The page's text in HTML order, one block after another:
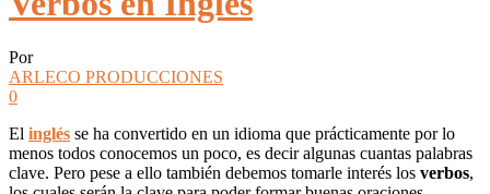
Por
ARLECO PRODUCCIONES
0
El inglés se ha convertido en un idioma que prácticamente por lo
menos todos conocemos un poco, es decir algunas cuantas palabras
clave. Pero pese a ello también debemos tomarle interés los verbos,